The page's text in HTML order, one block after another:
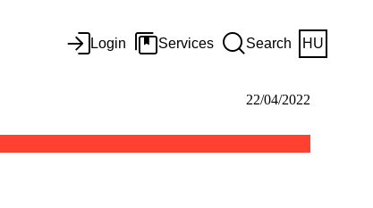
Login Services Search HU
22/04/2022